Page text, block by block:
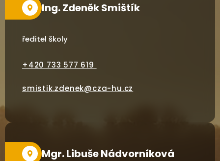
Ing. Zdeněk Smištík
ředitel školy
+420 733 577 619
smistik.zdenek@cza-hu.cz
Mgr. Libuše Nádvorníková